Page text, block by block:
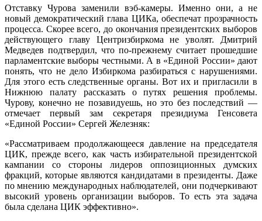
Отставку Чурова заменили вэб-камеры. Именно они, а не
новый демократический глава ЦИКа, обеспечат прозрачность
процесса. Скорее всего, до окончания президентских выборов
действующего главу Центризбиркома не уволят. Дмитрий
Медведев подтвердил, что по-прежнему считает прошедшие
парламентские выборы честными. А в «Единой России» дают
понять, что не дело Избиркома разбираться с нарушениями.
Для этого есть следственные органы. Вот их и пригласили в
Нижнюю палату рассказать о путях решения проблемы.
Чурову, конечно не позавидуешь, но это без последствий —
отмечает первый зам секретаря президиума Генсовета
«Единой России» Сергей Железняк:
«Рассматриваем продолжающееся давление на председателя
ЦИК, прежде всего, как часть избирательной президентской
кампании со стороны лидеров оппозиционных думских
фракций, которые являются кандидатами в президенты. Даже
по мнению международных наблюдателей, они подчеркивают
высокий уровень организации выборов. То есть эта задача
была сделана ЦИК эффективно».